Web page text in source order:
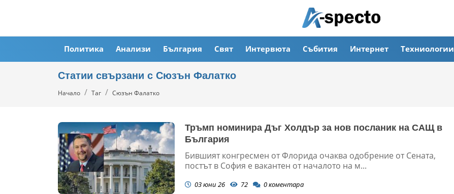
Политика Анализи България Свят Интервюта Събития Интернет Техниологии
Статии свързани с Сюзън Фалатко
Начало Таг Сюзън Фалатко
Тръмп номинира Дъг Холдър за нов посланик на САЩ в
България
Бившият конгресмен от Флорида очаква одобрение от Сената,
постът в София е вакантен от началото на м...
03 юни 26 72 0коментара